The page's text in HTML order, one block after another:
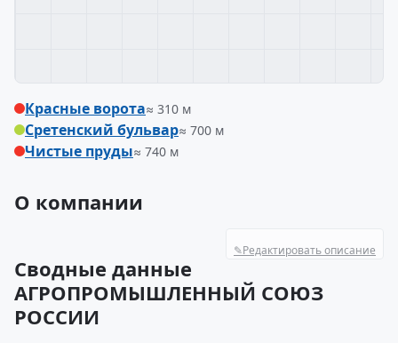
Красные ворота≈ 310 м
Сретенский бульвар≈ 700 м
Чистые пруды≈ 740 м
О компании
✎Редактировать описание
Сводные данные
АГРОПРОМЫШЛЕННЫЙ СОЮЗ
РОССИИ